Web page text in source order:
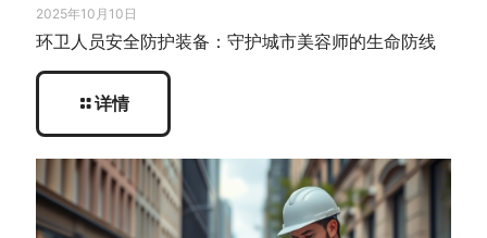
2025年10月10日
环卫人员安全防护装备：守护城市美容师的生命防线
详情